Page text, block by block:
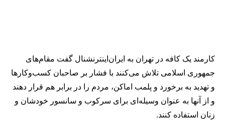
کارمند یک کافه در تهران به ایران‌اینترنشنال گفت مقام‌های
جمهوری اسلامی تلاش می‌کنند با فشار بر صاحبان کسب‌وکارها
و تهدید به برخورد و پلمب اماکن، مردم را در برابر هم قرار دهند
و از آنها به عنوان وسیله‌ای برای سرکوب و سانسور خودشان و
زنان استفاده کنند.